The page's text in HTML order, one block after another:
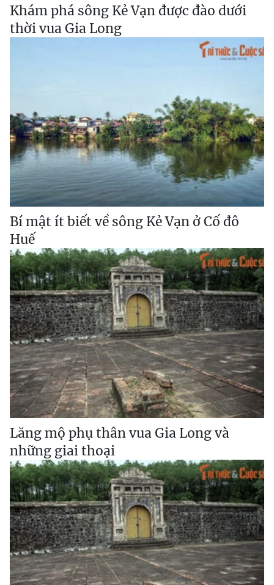
Khám phá sông Kẻ Vạn được đào dưới
thời vua Gia Long
Bí mật ít biết về sông Kẻ Vạn ở Cố đô
Huế
Lăng mộ phụ thân vua Gia Long và
những giai thoại